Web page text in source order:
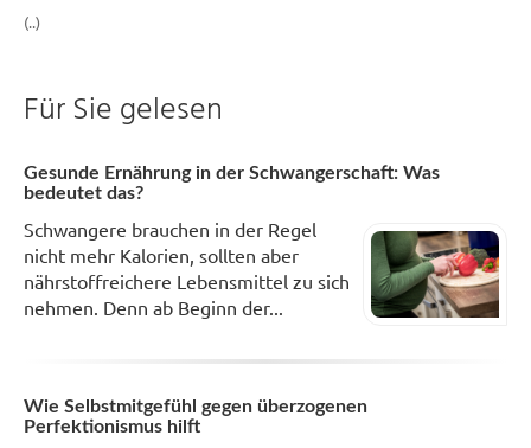
(..)
Für Sie gelesen
Gesunde Ernährung in der Schwangerschaft: Was
bedeutet das?
Schwangere brauchen in der Regel
nicht mehr Kalorien, sollten aber
nährstoffreichere Lebensmittel zu sich
nehmen. Denn ab Beginn der...
Wie Selbstmitgefühl gegen überzogenen
Perfektionismus hilft